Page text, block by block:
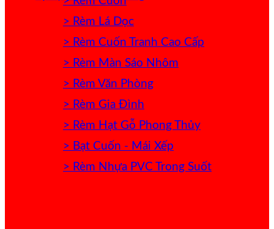
> Rèm Lá Dọc
> Rèm Cuốn Tranh Cao Cấp
> Rèm Màn Sáo Nhôm
> Rèm Văn Phòng
> Rèm Gia Đình
> Rèm Hạt Gỗ Phong Thủy
> Bạt Cuốn - Mái Xếp
> Rèm Nhựa PVC Trong Suốt